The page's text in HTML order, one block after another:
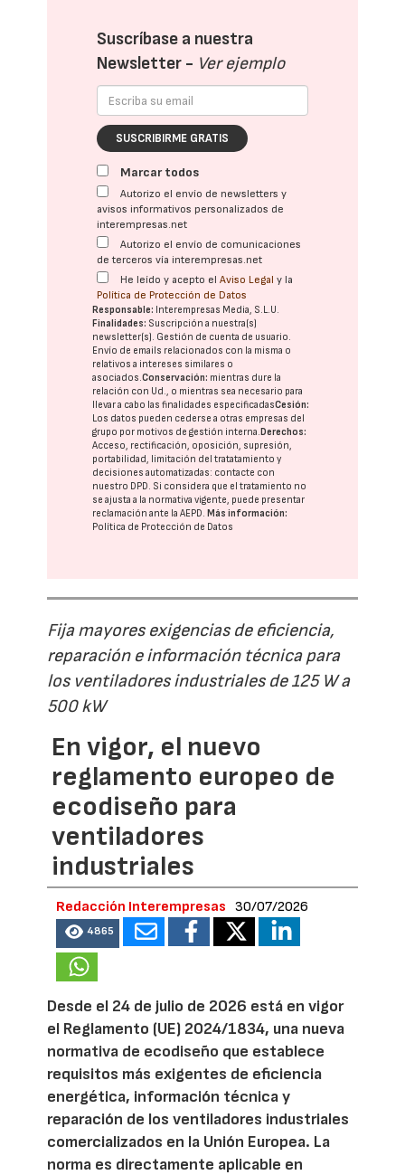
Suscríbase a nuestra
Newsletter - Ver ejemplo
SUSCRIBIRME GRATIS
Marcar todos
Autorizo el envío de newsletters y
avisos informativos personalizados de
interempresas.net
Autorizo el envío de comunicaciones
de terceros vía interempresas.net
He leído y acepto elAviso Legal y la
Política de Protección de Datos
Responsable: Interempresas Media, S.L.U.
Finalidades: Suscripción a nuestra(s)
newsletter(s). Gestión de cuenta de usuario.
Envío de emails relacionados con la misma o
relativos a intereses similares o
asociados.Conservación: mientras dure la
relación con Ud., o mientras sea necesario para
llevar a cabo las finalidades especificadasCesión:
Los datos pueden cederse a otras empresas del
grupo por motivos de gestión interna. Derechos:
Acceso, rectificación, oposición, supresión,
portabilidad, limitación del tratatamiento y
decisiones automatizadas: contacte con
nuestro DPD. Si considera que el tratamiento no
se ajusta a la normativa vigente, puede presentar
reclamación ante laAEPD. Más información:
Política de Protección de Datos
Fija mayores exigencias de eficiencia,
reparación e información técnica para
los ventiladores industriales de 125 W a
500 kW
En vigor, el nuevo
reglamento europeo de
ecodiseño para
ventiladores
industriales
Redacción Interempresas 30/07/2026
4865
Desde el 24 de julio de 2026 está en vigor
el Reglamento (UE) 2024/1834, una nueva
normativa de ecodiseño que establece
requisitos más exigentes de eficiencia
energética, información técnica y
reparación de los ventiladores industriales
comercializados en la Unión Europea. La
norma es directamente aplicable en